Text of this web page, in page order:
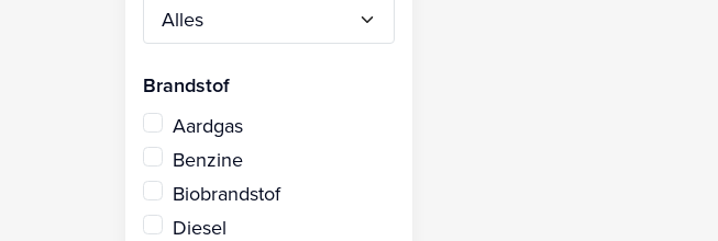
Brandstof
Aardgas
Benzine
Biobrandstof
Diesel